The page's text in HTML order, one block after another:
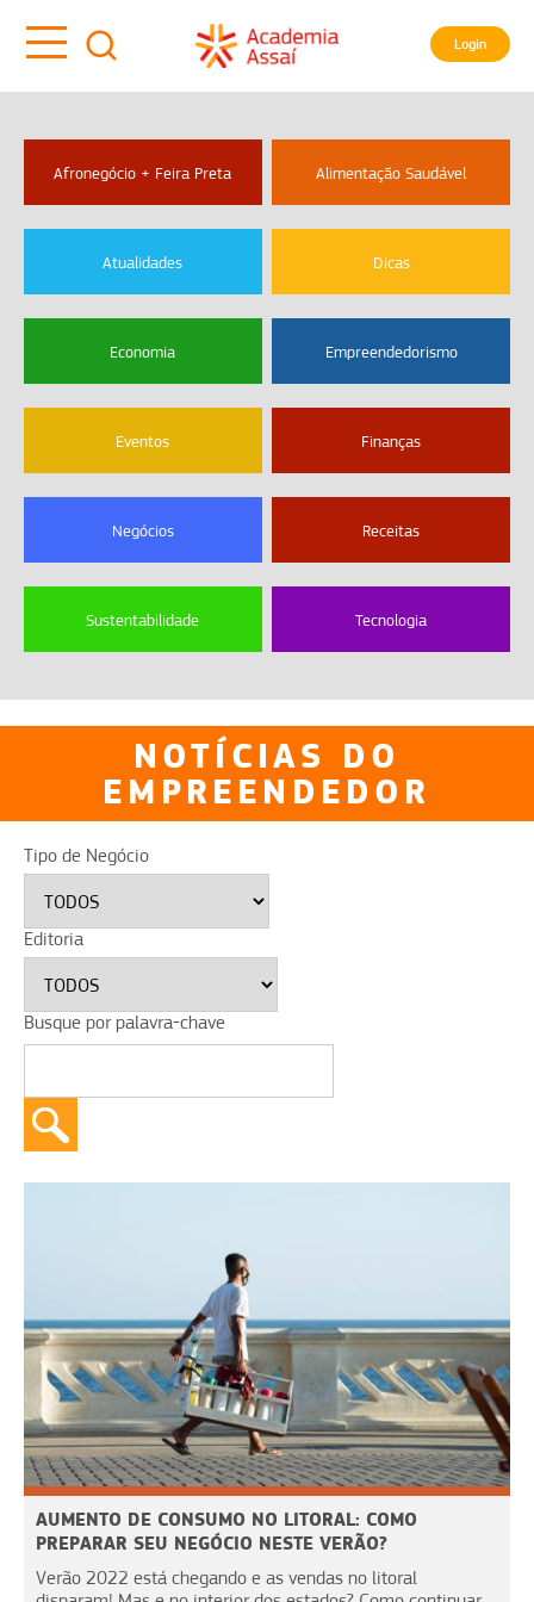
Login
Afronegócio + Feira Preta Alimentação Saudável
Atualidades Dicas
Economia Empreendedorismo
Eventos Finanças
Negócios Receitas
Sustentabilidade Tecnologia
NOTÍCIAS DO
EMPREENDEDOR
Tipo de Negócio
Editoria
Busque por palavra-chave
AUMENTO DE CONSUMO NO LITORAL: COMO
PREPARAR SEU NEGÓCIO NESTE VERÃO?
Verão 2022 está chegando e as vendas no litoral